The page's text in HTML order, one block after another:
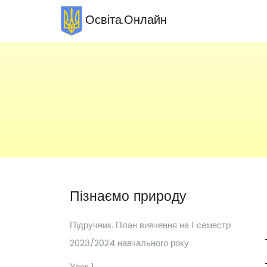
Освіта.Онлайн
Пізнаємо природу
Підручник. План вивчення на 1 семестр
2023/2024 навчального року